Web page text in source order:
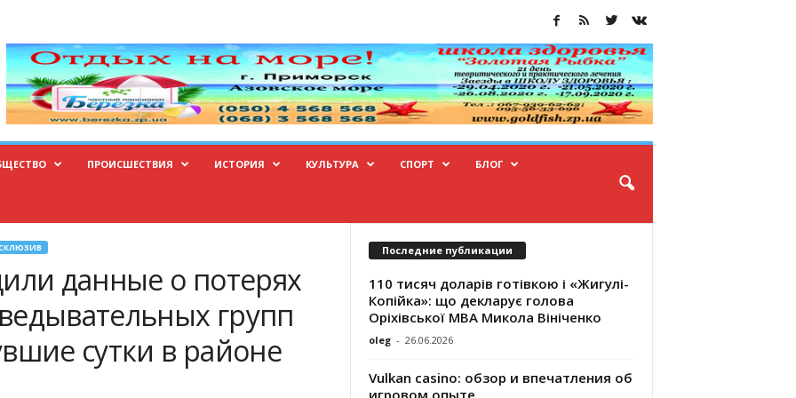
ПРОИСШЕСТВИЯ ИСТОРИЯ КУЛЬТУРА СПОРТ БЛОГ
данные о потерях
групп
сутки в районе
Последние публикации
110 тисяч доларів готівкою і «Жигулі-
Копійка»: що декларує голова
Оріхівської МВА Микола Вініченко
oleg - 26.06.2026
Vulkan casino: обзор и впечатления об
игровом опыте